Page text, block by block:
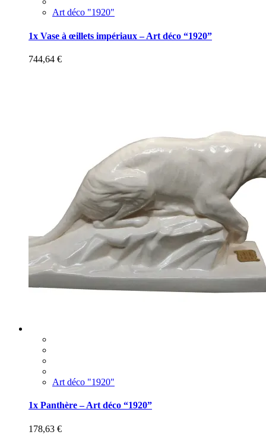
Art déco "1920"
1x Vase à œillets impériaux – Art déco “1920”
744,64 €
Art déco "1920"
1x Panthère – Art déco “1920”
178,63 €